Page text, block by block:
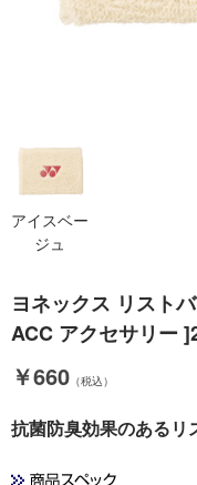
アイスベー
ジュ
ヨネックス リスト
ACC アクセサリー
￥660 （税込）
抗菌防臭効果のあるリ